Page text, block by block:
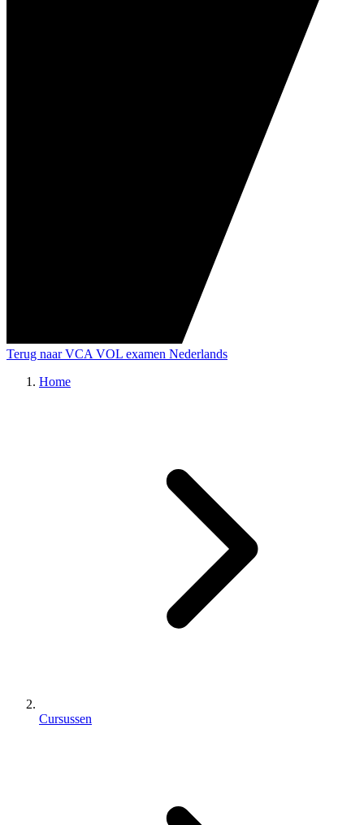
Terug naar VCA VOL examen Nederlands
Home
Cursussen